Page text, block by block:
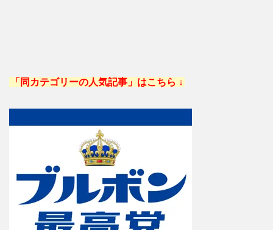
「同カテゴリーの人気記事」はこちら ↓